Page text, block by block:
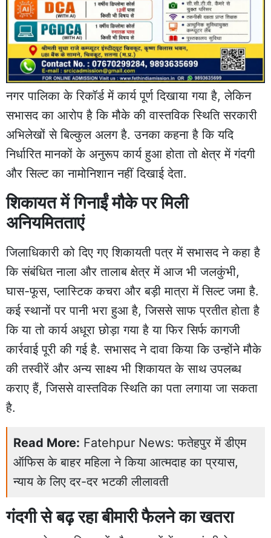
नगर पालिका के रिकॉर्ड में कार्य पूर्ण दिखाया गया है, लेकिन
सभासद का आरोप है कि मौके की वास्तविक स्थिति सरकारी
अभिलेखों से बिल्कुल अलग है. उनका कहना है कि यदि
निर्धारित मानकों के अनुरूप कार्य हुआ होता तो क्षेत्र में गंदगी
और सिल्ट का नामोनिशान नहीं दिखाई देता.
शिकायत में गिनाईं मौके पर मिली
अनियमितताएं
जिलाधिकारी को दिए गए शिकायती पत्र में सभासद ने कहा है
कि संबंधित नाला और तालाब क्षेत्र में आज भी जलकुंभी,
घास-फूस, प्लास्टिक कचरा और बड़ी मात्रा में सिल्ट जमा है.
कई स्थानों पर पानी भरा हुआ है, जिससे साफ प्रतीत होता है
कि या तो कार्य अधूरा छोड़ा गया है या फिर सिर्फ कागजी
कार्रवाई पूरी की गई है. सभासद ने दावा किया कि उन्होंने मौके
की तस्वीरें और अन्य साक्ष्य भी शिकायत के साथ उपलब्ध
कराए हैं, जिससे वास्तविक स्थिति का पता लगाया जा सकता
है.
Read More: Fatehpur News: फतेहपुर में डीएम
ऑफिस के बाहर महिला ने किया आत्मदाह का प्रयास,
न्याय के लिए दर-दर भटकी लीलावती
गंदगी से बढ़ रहा बीमारी फैलने का खतरा